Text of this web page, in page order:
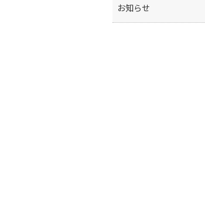
お知らせ